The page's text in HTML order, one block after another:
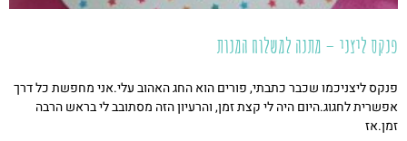
פנקס ליצני – מתנה למשלוח המנות
פנקס ליצניכמו שכבר כתבתי, פורים הוא החג האהוב עלי.אני מחפשת כל דרך
אפשרית לחגוג.היום היה לי קצת זמן, והרעיון הזה מסתובב לי בראש הרבה
זמן.אז